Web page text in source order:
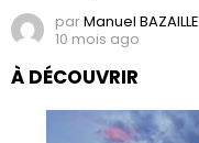
parManuel BAZAILLE
10 mois ago
À DÉCOUVRIR